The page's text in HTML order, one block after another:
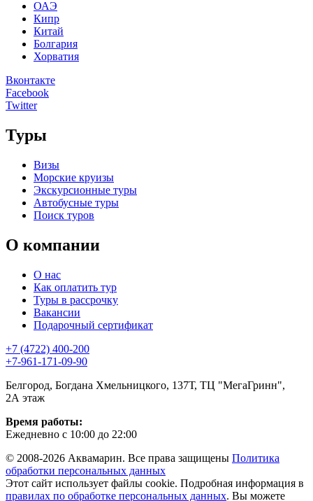
ОАЭ
Кипр
Китай
Болгария
Хорватия
Вконтакте
Facebook
Twitter
Туры
Визы
Морские круизы
Экскурсионные туры
Автобусные туры
Поиск туров
О компании
О нас
Как оплатить тур
Туры в рассрочку
Вакансии
Подарочный сертификат
+7 (4722) 400-200
+7-961-171-09-90
Белгород, Богдана Хмельницкого, 137Т, ТЦ "МегаГринн",
2А этаж
Время работы:
Ежедневно с 10:00 до 22:00
© 2008-2026 Аквамарин. Все права защищены Политика
обработки персональных данных
Этот сайт использует файлы cookie. Подробная информация в
правилах по обработке персональных данных. Вы можете